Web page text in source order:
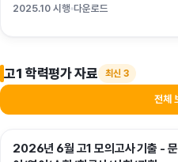
2025.10 시행 다운로드
고1 학력평가 자료 최신 3
전체
고1
2026년 6월 고1 모의고사 기출 -